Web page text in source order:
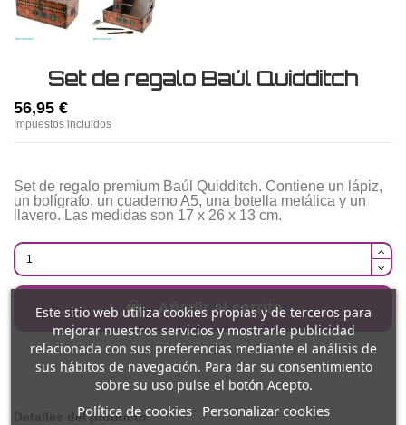
Set de regalo Baúl Quidditch
56,95 €
Impuestos incluidos
Set de regalo premium Baúl Quidditch. Contiene un lápiz,
un bolígrafo, un cuaderno A5, una botella metálica y un
llavero. Las medidas son 17 x 26 x 13 cm.
Añadir al carrito
Detalles del producto
Este sitio web utiliza cookies propias y de terceros para
mejorar nuestros servicios y mostrarle publicidad
relacionada con sus preferencias mediante el análisis de
sus hábitos de navegación. Para dar su consentimiento
sobre su uso pulse el botón Acepto.
Política de cookies Personalizar cookies